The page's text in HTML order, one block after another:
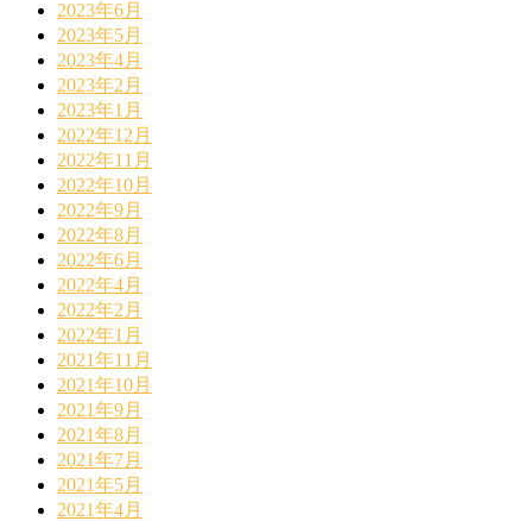
2023年6月
2023年5月
2023年4月
2023年2月
2023年1月
2022年12月
2022年11月
2022年10月
2022年9月
2022年8月
2022年6月
2022年4月
2022年2月
2022年1月
2021年11月
2021年10月
2021年9月
2021年8月
2021年7月
2021年5月
2021年4月